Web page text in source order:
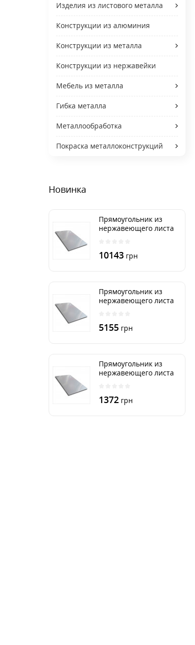
Изделия из листового металла
Конструкции из алюминия
Конструкции из металла
Конструкции из нержавейки
Мебель из металла
Гибка металла
Металлообработка
Покраска металлоконструкций
Новинка
Прямоугольник из
нержавеющего листа
10143 грн
Прямоугольник из
нержавеющего листа
5155 грн
Прямоугольник из
нержавеющего листа
1372 грн